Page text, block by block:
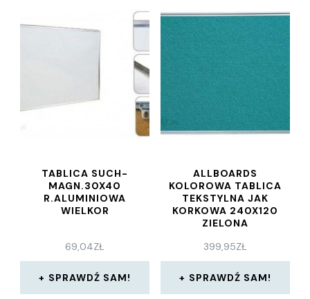
TABLICA SUCH-
MAGN.30X40
R.ALUMINIOWA
WIELKOR
69,04ZŁ
SPRAWDŹ SAM!
ALLBOARDS
KOLOROWA TABLICA
TEKSTYLNA JAK
KORKOWA 240X120
ZIELONA
399,95ZŁ
SPRAWDŹ SAM!